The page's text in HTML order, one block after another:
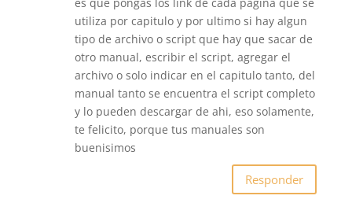
es que pongas los link de cada pagina que se
utiliza por capitulo y por ultimo si hay algun
tipo de archivo o script que hay que sacar de
otro manual, escribir el script, agregar el
archivo o solo indicar en el capitulo tanto, del
manual tanto se encuentra el script completo
y lo pueden descargar de ahi, eso solamente,
te felicito, porque tus manuales son
buenisimos
Responder